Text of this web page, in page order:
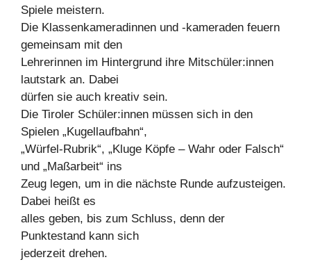
Spiele meistern.
Die Klassenkameradinnen und -kameraden feuern
gemeinsam mit den
Lehrerinnen im Hintergrund ihre Mitschüler:innen
lautstark an. Dabei
dürfen sie auch kreativ sein.
Die Tiroler Schüler:innen müssen sich in den
Spielen „Kugellaufbahn“,
„Würfel-Rubrik“, „Kluge Köpfe – Wahr oder Falsch“
und „Maßarbeit“ ins
Zeug legen, um in die nächste Runde aufzusteigen.
Dabei heißt es
alles geben, bis zum Schluss, denn der
Punktestand kann sich
jederzeit drehen.